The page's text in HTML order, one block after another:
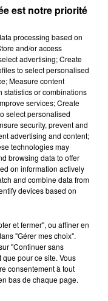
ces
semaine. À vous
pas durer. Des
pour lejeudi 20
au Parc animalier de...
voir l’éclipse
à la recherche de...
l'OGC Nice
en Lorraine ?
est notre priorité
processing based on
and/or access
advertising; Create
to select personalised
Measure content
statistics or combinations
services; Create
select personalised
security, prevent and
advertising and content;
technologies may
browsing data to offer
on information actively
and combine data from
devices based on
et fermer", ou affiner en
"Gérer mes choix".
"Continuer sans
pour ce site. Vous
consentement à tout
bas de chaque page.